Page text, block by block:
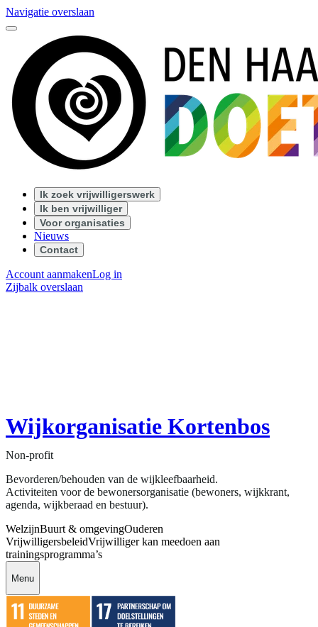
Navigatie overslaan
Ik zoek vrijwilligerswerk
Ik ben vrijwilliger
Voor organisaties
Nieuws
Contact
Account aanmakenLog in
Zijbalk overslaan
Wijkorganisatie Kortenbos
Non-profit
Bevorderen/behouden van de wijkleefbaarheid.
Activiteiten voor de bewonersorganisatie (bewoners, wijkkrant,
agenda, wijkberaad en bestuur).
WelzijnBuurt & omgevingOuderen
VrijwilligersbeleidVrijwilliger kan meedoen aan
trainingsprogramma’s
Menu